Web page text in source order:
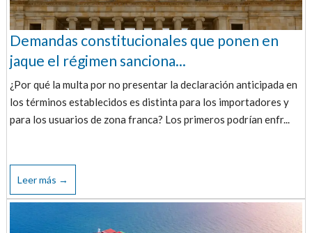
Demandas constitucionales que ponen en
jaque el régimen sanciona...
¿Por qué la multa por no presentar la declaración anticipada en
los términos establecidos es distinta para los importadores y
para los usuarios de zona franca? Los primeros podrían enfr...
Leer más →